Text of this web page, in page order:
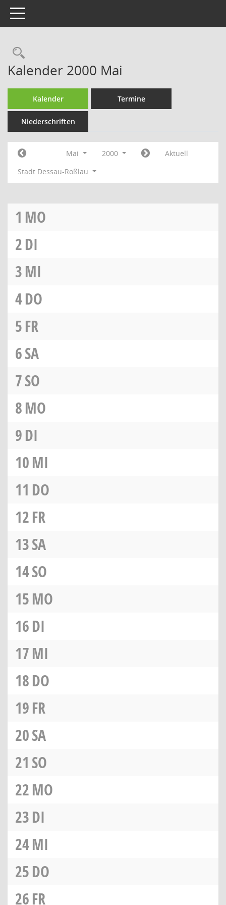
Toggle navigation
Rechercheauswahl
Kalender 2000 Mai
Kalender Termine
Niederschriften
Mai 2000
Aktuell
Stadt Dessau-Roßlau
1 MO
2DI
3MI
4DO
5FR
6SA
7SO
8MO
9DI
10MI
11 DO
12FR
13SA
14SO
15MO
16DI
17MI
18DO
19FR
20SA
21 SO
22MO
23DI
24MI
25DO
26FR